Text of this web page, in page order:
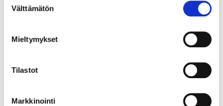
valinta
Välttämätön
Mieltymykset
Tilastot
Markkinointi